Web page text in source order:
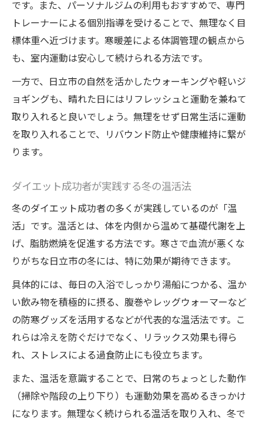
です。また、パーソナルジムの利用もおすすめで、専門
トレーナーによる個別指導を受けることで、無理なく目
標体重へ近づけます。寒暖差による体調管理の観点から
も、室内運動は安心して続けられる方法です。
一方で、日立市の自然を活かしたウォーキングや軽いジ
ョギングも、晴れた日にはリフレッシュと運動を兼ねて
取り入れると良いでしょう。無理をせず日常生活に運動
を取り入れることで、リバウンド防止や健康維持に繋が
ります。
ダイエット成功者が実践する冬の温活法
冬のダイエット成功者の多くが実践しているのが「温
活」です。温活とは、体を内側から温めて基礎代謝を上
げ、脂肪燃焼を促進する方法です。寒さで血流が悪くな
りがちな日立市の冬には、特に効果が期待できます。
具体的には、毎日の入浴でしっかり湯船につかる、温か
い飲み物を積極的に摂る、腹巻やレッグウォーマーなど
の防寒グッズを活用するなどが代表的な温活法です。こ
れらは冷えを防ぐだけでなく、リラックス効果も得ら
れ、ストレスによる過食防止にも役立ちます。
また、温活を意識することで、日常のちょっとした動作
（掃除や階段の上り下り）も運動効果を高めるきっかけ
になります。無理なく続けられる温活を取り入れ、冬で